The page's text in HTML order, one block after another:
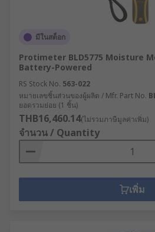
มีในสต็อก
Protimeter BLD5775 Moisture
Battery-Powered
RS Stock No. 563-022
หมายเลขชิ้นส่วนของผู้ผลิต / Mfr. Part No.
ยอดรวมย่อย (1 ชิ้น)
THB16,460.14(ไม่รวมภาษีมูลค่าเพิ่ม)
จำนวน / Quantity
เพิ่ม